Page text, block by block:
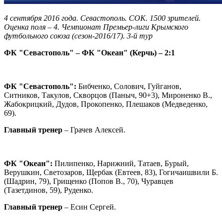
4 сентября 2016 года. Севастополь. СОК. 1500 зрителей.
Оценка поля – 4. Чемпионат Премьер-лиги Крымского
футбольного союза (сезон-2016/17). 3-й тур
ФК "Севастополь" – ФК "Океан" (Керчь) – 2:1
ФК "Севастополь": Бибченко, Солович, Гуйганов,
Ситников, Такулов, Скворцов (Паныч, 90+3), Мироненко В.,
Жабокрицкий, Дудов, Прокопенко, Плешаков (Медведенко,
69).
Главный тренер – Грачев Алексей.
ФК "Океан": Пилипенко, Нарижний, Татаев, Бурый,
Верушкин, Светозаров, Щербак (Евтеев, 83), Гогичаишвили Б.
(Шадрин, 79), Грищенко (Попов В., 70), Чуравцев
(Тазетдинов, 59), Руденко.
Главный тренер – Есин Сергей.